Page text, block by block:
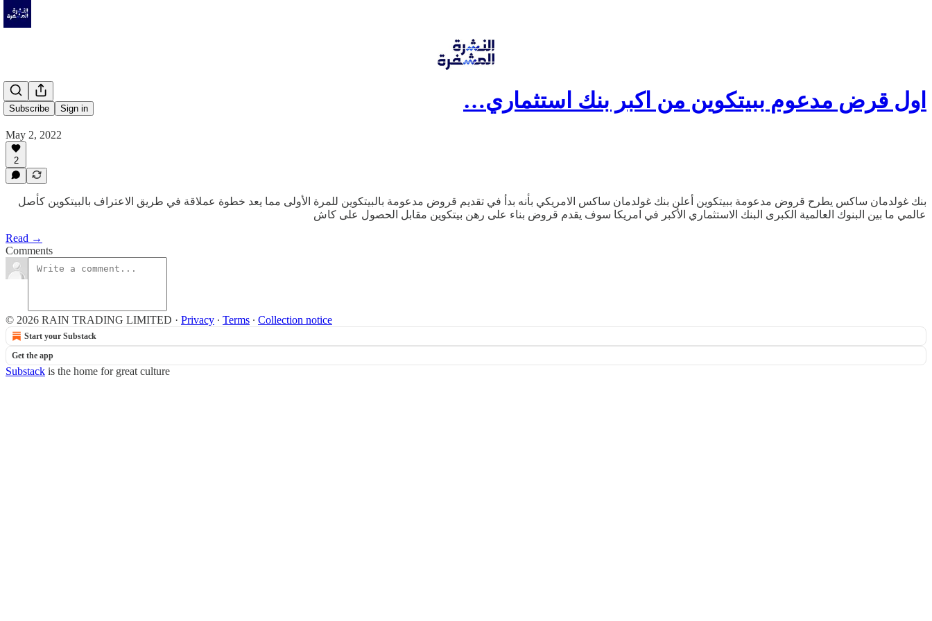
Subscribe Sign in اول قرض مدعوم ببيتكوين من اكبر بنك استثماري…
May 2, 2022
2
بنك غولدمان ساكس يطرح قروض مدعومة ببيتكوين أعلن بنك غولدمان ساكس الامريكي بأنه بدأ في تقديم قروض مدعومة بالبيتكوين للمرة الأولى مما يعد خطوة عملاقة في طريق الاعتراف بالبيتكوين كأصل
عالمي ما بين البنوك العالمية الكبرى البنك الاستثماري الأكبر في امريكا سوف يقدم قروض بناء على رهن بيتكوين مقابل الحصول على كاش
Read →
Comments
© 2026 RAIN TRADING LIMITED · Privacy ∙ Terms ∙ Collection notice
Start your Substack
Get the app
Substack is the home for great culture